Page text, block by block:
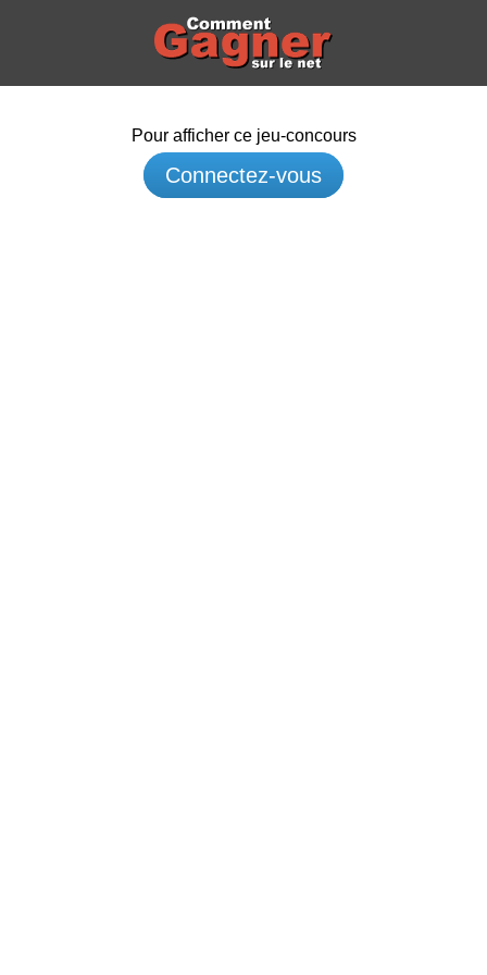
Pour afficher ce jeu-concours
Connectez-vous